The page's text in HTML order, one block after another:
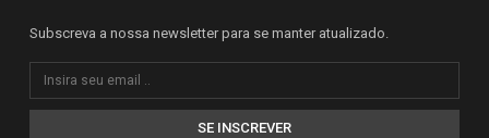
Subscreva a nossa newsletter para se manter atualizado.
SE INSCREVER